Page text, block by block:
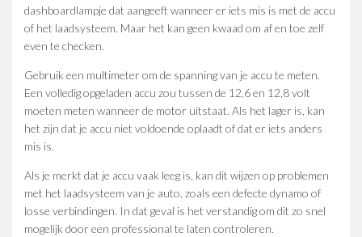
dashboardlampje dat aangeeft wanneer er iets mis is met de accu
of het laadsysteem. Maar het kan geen kwaad om af en toe zelf
even te checken.
Gebruik een multimeter om de spanning van je accu te meten.
Een volledig opgeladen accu zou tussen de 12,6 en 12,8 volt
moeten meten wanneer de motor uitstaat. Als het lager is, kan
het zijn dat je accu niet voldoende oplaadt of dat er iets anders
mis is.
Als je merkt dat je accu vaak leeg is, kan dit wijzen op problemen
met het laadsysteem van je auto, zoals een defecte dynamo of
losse verbindingen. In dat geval is het verstandig om dit zo snel
mogelijk door een professional te laten controleren.